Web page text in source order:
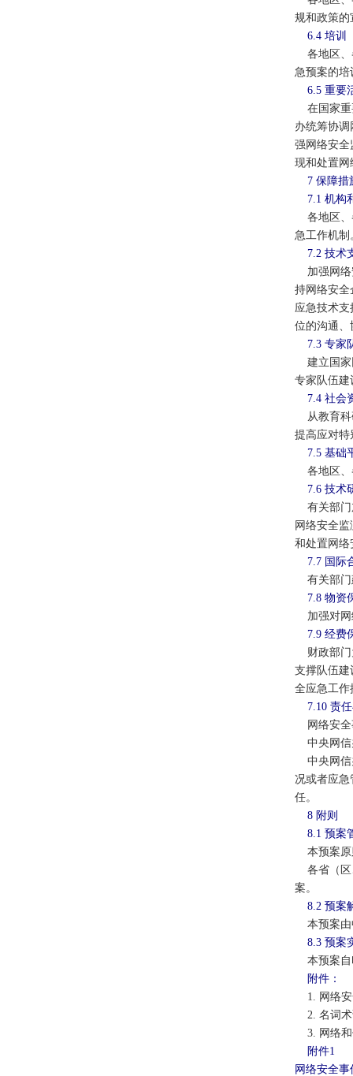
规和政策的
6.4 培训
各地区、
急预案的培
6.5 重要
在国家重
办统筹协
强网络安全
现和处置网
7 保障措
7.1 机构
各地区、
急工作机制
7.2 技术
加强网络
持网络安全
应急技术
位的沟通、
7.3 专家
建立国家
专家队伍建
7.4 社会
从教育科
提高应对特
7.5 基础
各地区、
7.6 技术
有关部门
网络安全
和处置网络
7.7 国际
有关部门
7.8 物资
加强对网
7.9 经费
财政部门
支撑队伍建
全应急工作
7.10 责
网络安全
中央网信
中央网信
况或者应急
任。
8 附则
8.1 预案
本预案原
各省（区
案。
8.2 预案
本预案由
8.3 预案
本预案自
附件：
1. 网络安
2. 名词术
3. 网络和
附件1
网络安全事